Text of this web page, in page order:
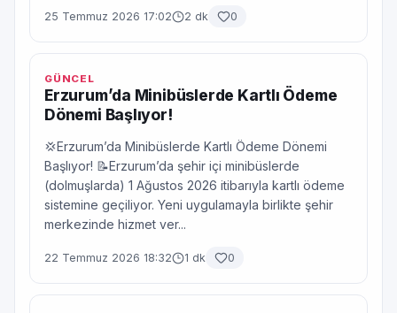
25 Temmuz 2026 17:02 2 dk 0
GÜNCEL
Erzurum’da Minibüslerde Kartlı Ödeme
Dönemi Başlıyor!
💢Erzurum’da Minibüslerde Kartlı Ödeme Dönemi
Başlıyor! 📝Erzurum’da şehir içi minibüslerde
(dolmuşlarda) 1 Ağustos 2026 itibarıyla kartlı ödeme
sistemine geçiliyor. Yeni uygulamayla birlikte şehir
merkezinde hizmet ver...
22 Temmuz 2026 18:32 1 dk 0